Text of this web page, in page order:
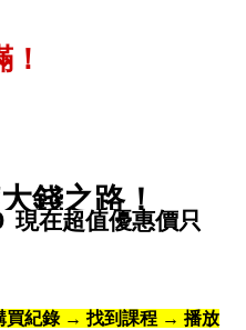
錢之路！
在超值優惠價只
紀錄 → 找到課程 → 播放